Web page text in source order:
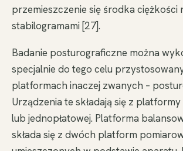
przemieszczenie się środka ciężkości
stabilogramami [27].
Badanie posturograficzne można
specjalnie do tego celu
platformach inaczej zwanych –
Urządzenia te składają się z
lub jednopłatowej. Platforma
składa się z dwóch platform